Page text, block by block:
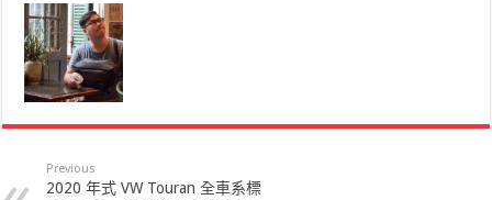
Previous
2020 年式 VW Touran 全車系標